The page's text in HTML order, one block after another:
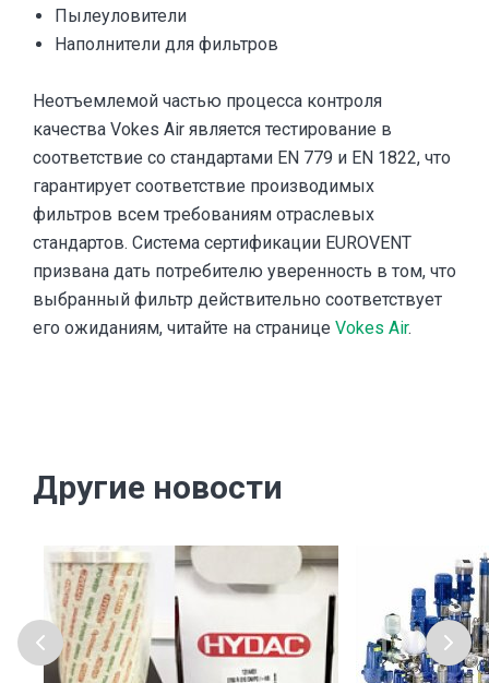
Пылеуловители
Наполнители для фильтров
Неотъемлемой частью процесса контроля
качества Vokes Air является тестирование в
соответствие со стандартами EN 779 и EN 1822, что
гарантирует соответствие производимых
фильтров всем требованиям отраслевых
стандартов. Система сертификации EUROVENT
призвана дать потребителю уверенность в том, что
выбранный фильтр действительно соответствует
его ожиданиям, читайте на странице Vokes Air.
Другие новости